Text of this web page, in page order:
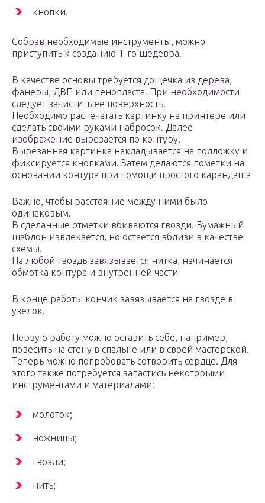
кнопки.
Собрав необходимые инструменты, можно
приступить к созданию 1-го шедевра.
В качестве основы требуется дощечка из дерева,
фанеры, ДВП или пенопласта. При необходимости
следует зачистить ее поверхность.
Необходимо распечатать картинку на принтере или
сделать своими руками набросок. Далее
изображение вырезается по контуру.
Вырезанная картинка накладывается на подложку и
фиксируется кнопками. Затем делаются пометки на
основании контура при помощи простого карандаша
Важно, чтобы расстояние между ними было
одинаковым.
В сделанные отметки вбиваются гвозди. Бумажный
шаблон извлекается, но остается вблизи в качестве
схемы.
На любой гвоздь завязывается нитка, начинается
обмотка контура и внутренней части
В конце работы кончик завязывается на гвозде в
узелок.
Первую работу можно оставить себе, например,
повесить на стену в спальне или в своей мастерской.
Теперь можно попробовать сотворить сердце. Для
этого также потребуется запастись некоторыми
инструментами и материалами:
молоток;
ножницы;
гвозди;
нить;